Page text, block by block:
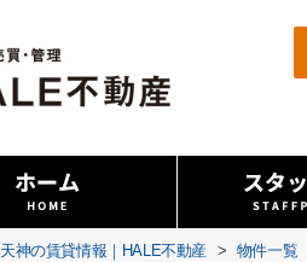
天神の賃貸情報｜HALE不動産 > 物件一覧